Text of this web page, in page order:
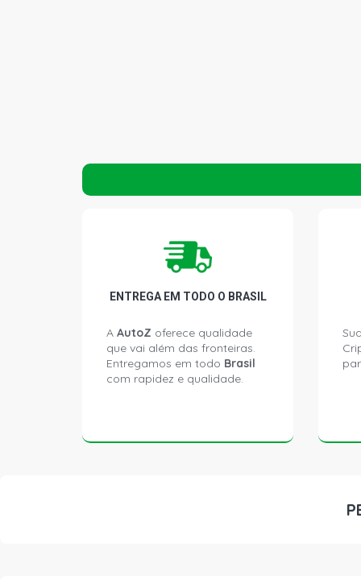
ENTREGA EM TODO O BRASIL
A AutoZ oferece qualidade
que vai além das fronteiras.
Entregamos em todo Brasil
com rapidez e qualidade.